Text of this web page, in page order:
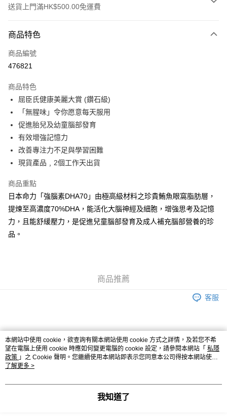
送貨上門滿HK$500.00免運費
信用卡
Apple Pay
AlipayHK
PayMe
WeChat Pay
送貨方式
每筆HK$50.00，滿HK$500.00或以上免運費
門市自取 (預計3個工作天到舖)
免運費
商品特色
商品編號
476821
商品特色
屈臣氏健康美麗大賞 (鑽石級)
「無腥味」令你愿意每天服用
促進胎兒及幼童腦部發育
有效增強記憶力
改善專注力不足與學習困難
現貨產品﹐2個工作天出貨
商品重點
日本命力「強腦素DHA70」由極高級材料之珍貴鮪魚眼窩脂肪層，
提煉至高濃度70%DHA，能活化大腦神經及細胞，增強思考及記憶
力，且能舒緩壓力，是促進兒童腦部發育及成人補充腦部營養的珍
品。
商品推薦
客服
商品相關分類 (5) 查看全部
按功效搜尋 按功效搜尋 改善記憶力
本網站中使用 cookie，欲查詢有關本網站使用 cookie 方式之詳情，及若您不希
望在電腦上使用 cookie 時應如何變更電腦的 cookie 設定，請參閱本網站「 私隱
政策 」之 Cookie 聲明。您繼續使用本網站即表示您同意本公司得按本網站使用
條款之 Cookie 聲明使用 cookie。
了解更多 >
我知道了